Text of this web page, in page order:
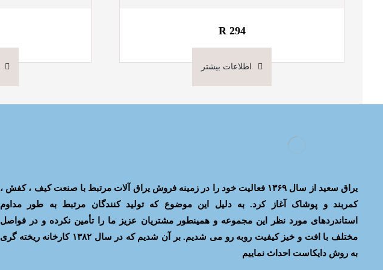
R 294
اطلاعات بیشتر
یراق سعید از سال ۱۳۶۹ فعالیت خود را در زمینه فروش یراق آلات مرتبط با صنعت کیف ، کفش ،
کمربند و پوشاک آغاز کرد. به دلیل این موضوع که تولید کنندگان مرتبط به طور مداوم
استاندردهای مورد نظر این مجموعه و همینطور مشتریان عزیز ما را تأمین نکرده و در فواصل
مختلف با افت و خیز کیفیت روبه رو می شدیم. بر آن شدیم که در سال ۱۳۸۲ کارخانه ریخته گری
به روش دایکاست احداث نماییم